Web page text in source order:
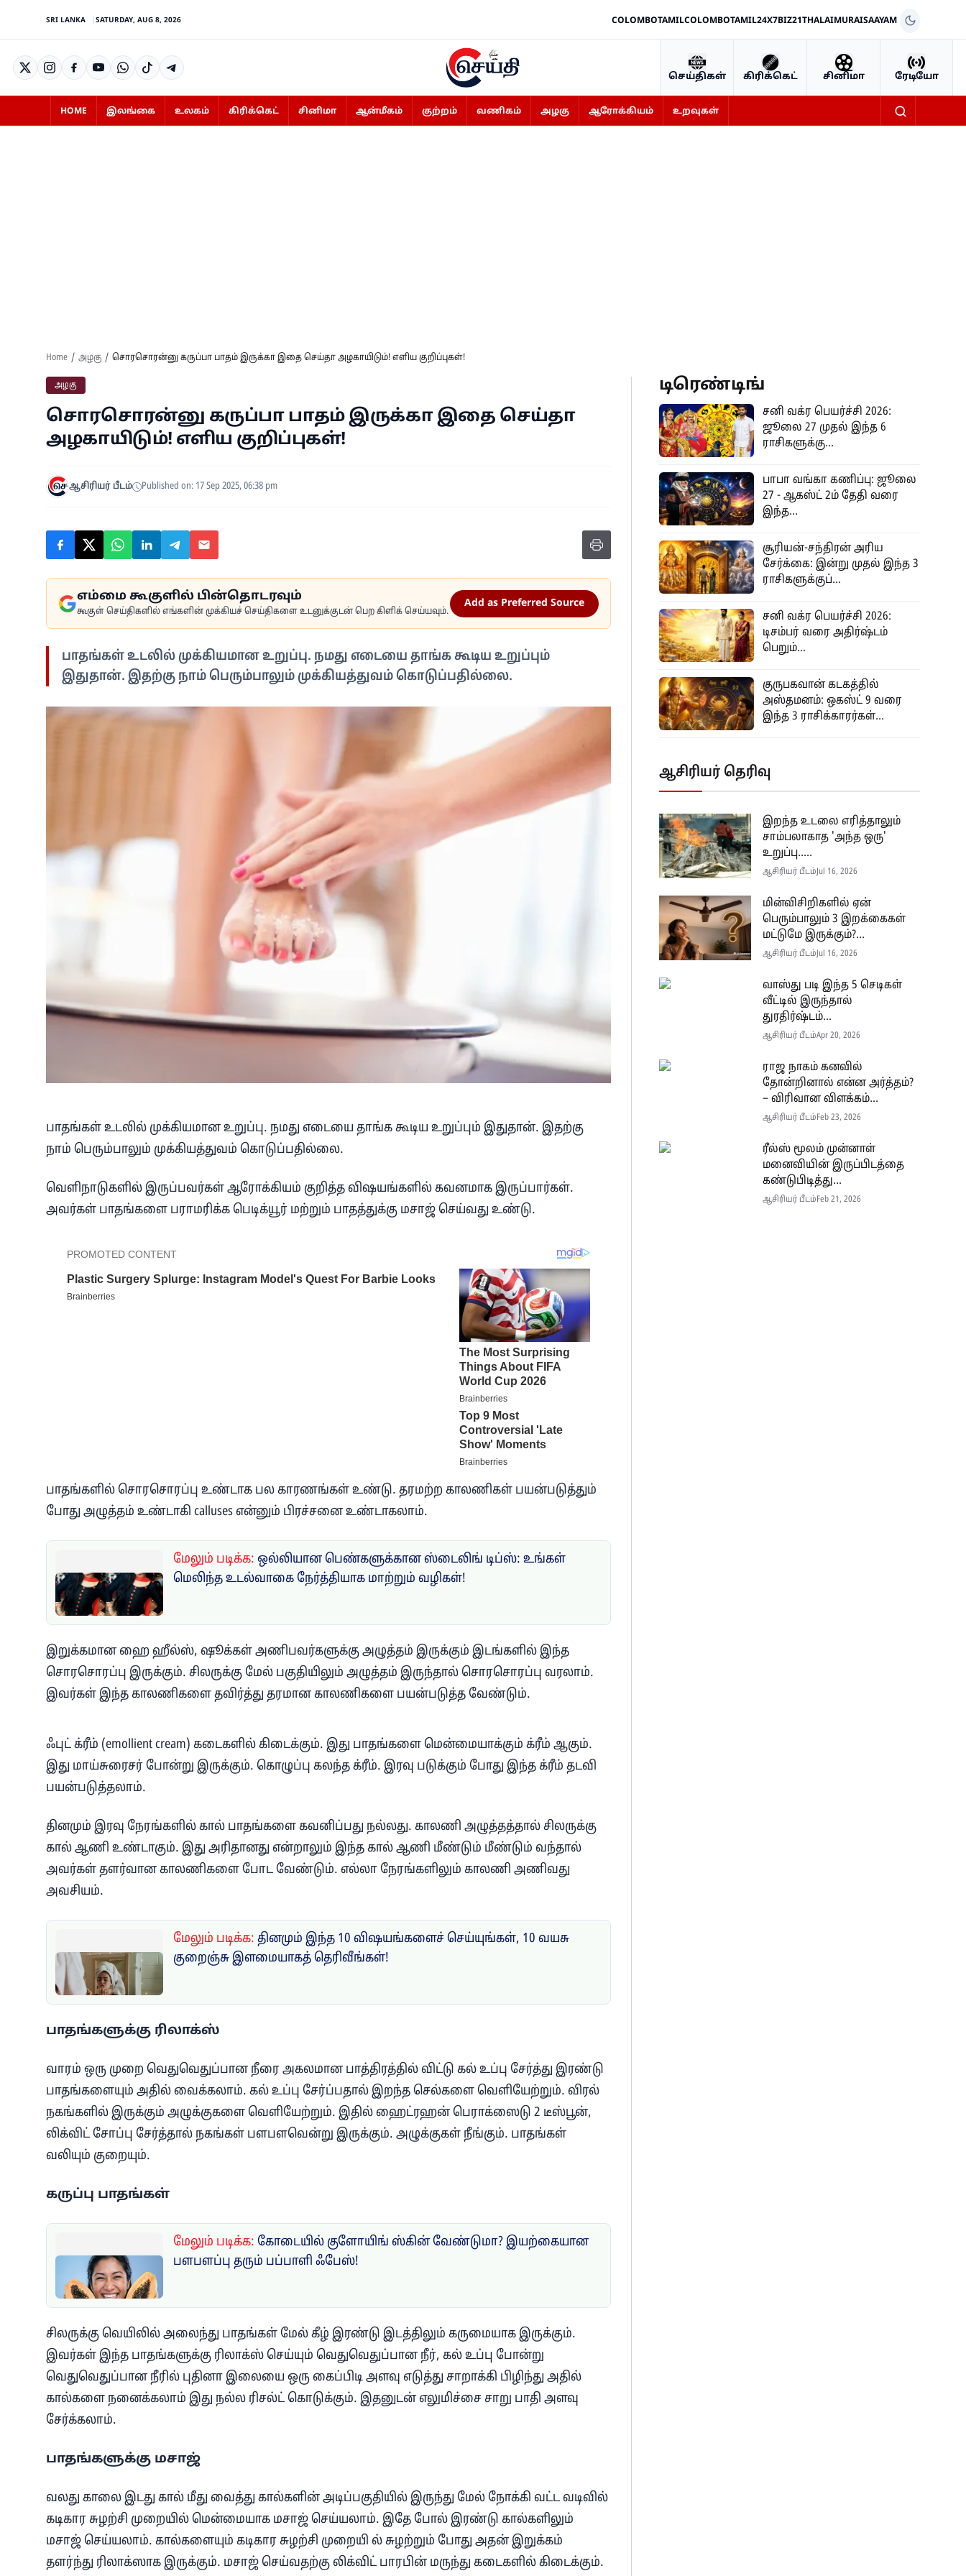
SRI LANKA SATURDAY, AUG 8, 2026 COLOMBOTAMILCOLOMBOTAMIL24X7BIZ21THALAIMURAISAAYAM
செய்திகள் கிரிக்கெட் சினிமா ரேடியோ
HOME இலங்கை உலகம் கிரிக்கெட் சினிமா ஆன்மீகம் குற்றம் வணிகம் அழகு ஆரோக்கியம் உறவுகள்
Home அழகு சொரசொரன்னு கருப்பா பாதம் இருக்கா இதை செய்தா அழகாயிடும்! எளிய குறிப்புகள்!
அழகு
சொரசொரன்னு கருப்பா பாதம் இருக்கா இதை செய்தா
அழகாயிடும்! எளிய குறிப்புகள்!
ஆசிரியர் பீடம் Published on: 17 Sep 2025, 06:38 pm
எம்மை கூகுளில் பின்தொடரவும்
கூகுள் செய்திகளில் எங்களின் முக்கியச் செய்திகளை உடனுக்குடன் பெற கிளிக் செய்யவும்.
Add as Preferred Source
பாதங்கள் உடலில் முக்கியமான உறுப்பு. நமது எடையை தாங்க கூடிய உறுப்பும்
இதுதான். இதற்கு நாம் பெரும்பாலும் முக்கியத்துவம் கொடுப்பதில்லை.
பாதங்கள் உடலில் முக்கியமான உறுப்பு. நமது எடையை தாங்க கூடிய உறுப்பும் இதுதான். இதற்கு
நாம் பெரும்பாலும் முக்கியத்துவம் கொடுப்பதில்லை.
வெளிநாடுகளில் இருப்பவர்கள் ஆரோக்கியம் குறித்த விஷயங்களில் கவனமாக இருப்பார்கள்.
அவர்கள் பாதங்களை பராமரிக்க பெடிக்யூர் மற்றும் பாதத்துக்கு மசாஜ் செய்வது உண்டு.
பாதங்களில் சொரசொரப்பு உண்டாக பல காரணங்கள் உண்டு. தரமற்ற காலணிகள் பயன்படுத்தும்
போது அழுத்தம் உண்டாகி calluses என்னும் பிரச்சனை உண்டாகலாம்.
மேலும் படிக்க: ஒல்லியான பெண்களுக்கான ஸ்டைலிங் டிப்ஸ்: உங்கள்
மெலிந்த உடல்வாகை நேர்த்தியாக மாற்றும் வழிகள்!
இறுக்கமான ஹை ஹீல்ஸ், ஷூக்கள் அணிபவர்களுக்கு அழுத்தம் இருக்கும் இடங்களில் இந்த
சொரசொரப்பு இருக்கும். சிலருக்கு மேல் பகுதியிலும் அழுத்தம் இருந்தால் சொரசொரப்பு வரலாம்.
இவர்கள் இந்த காலணிகளை தவிர்த்து தரமான காலணிகளை பயன்படுத்த வேண்டும்.
ஃபுட் க்ரீம் (emollient cream) கடைகளில் கிடைக்கும். இது பாதங்களை மென்மையாக்கும் க்ரீம் ஆகும்.
இது மாய்சுரைசர் போன்று இருக்கும். கொழுப்பு கலந்த க்ரீம். இரவு படுக்கும் போது இந்த க்ரீம் தடவி
பயன்படுத்தலாம்.
தினமும் இரவு நேரங்களில் கால் பாதங்களை கவனிப்பது நல்லது. காலணி அழுத்தத்தால் சிலருக்கு
கால் ஆணி உண்டாகும். இது அரிதானது என்றாலும் இந்த கால் ஆணி மீண்டும் மீண்டும் வந்தால்
அவர்கள் தளர்வான காலணிகளை போட வேண்டும். எல்லா நேரங்களிலும் காலணி அணிவது
அவசியம்.
மேலும் படிக்க: தினமும் இந்த 10 விஷயங்களைச் செய்யுங்கள், 10 வயசு
குறைஞ்சு இளமையாகத் தெரிவீங்கள்!
பாதங்களுக்கு ரிலாக்ஸ்
வாரம் ஒரு முறை வெதுவெதுப்பான நீரை அகலமான பாத்திரத்தில் விட்டு கல் உப்பு சேர்த்து இரண்டு
பாதங்களையும் அதில் வைக்கலாம். கல் உப்பு சேர்ப்பதால் இறந்த செல்களை வெளியேற்றும். விரல்
நகங்களில் இருக்கும் அழுக்குகளை வெளியேற்றும். இதில் ஹைட்ரஹன் பெராக்ஸைடு 2 டீஸ்பூன்,
லிக்விட் சோப்பு சேர்த்தால் நகங்கள் பளபளவென்று இருக்கும். அழுக்குகள் நீங்கும். பாதங்கள்
வலியும் குறையும்.
கருப்பு பாதங்கள்
மேலும் படிக்க: கோடையில் குளோயிங் ஸ்கின் வேண்டுமா? இயற்கையான
பளபளப்பு தரும் பப்பாளி ஃபேஸ்!
சிலருக்கு வெயிலில் அலைந்து பாதங்கள் மேல் கீழ் இரண்டு இடத்திலும் கருமையாக இருக்கும்.
இவர்கள் இந்த பாதங்களுக்கு ரிலாக்ஸ் செய்யும் வெதுவெதுப்பான நீர், கல் உப்பு போன்று
வெதுவெதுப்பான நீரில் புதினா இலையை ஒரு கைப்பிடி அளவு எடுத்து சாறாக்கி பிழிந்து அதில்
கால்களை நனைக்கலாம் இது நல்ல ரிசல்ட் கொடுக்கும். இதனுடன் எலுமிச்சை சாறு பாதி அளவு
சேர்க்கலாம்.
பாதங்களுக்கு மசாஜ்
வலது காலை இடது கால் மீது வைத்து கால்களின் அடிப்பகுதியில் இருந்து மேல் நோக்கி வட்ட வடிவில்
கடிகார சுழற்சி முறையில் மென்மையாக மசாஜ் செய்யலாம். இதே போல் இரண்டு கால்களிலும்
மசாஜ் செய்யலாம். கால்களையும் கடிகார சுழற்சி முறையி ல் சுழற்றும் போது அதன் இறுக்கம்
தளர்ந்து ரிலாக்ஸாக இருக்கும். மசாஜ் செய்வதற்கு லிக்விட் பாரபின் மருந்து கடைகளில் கிடைக்கும்.
டிரெண்டிங்
சனி வக்ர பெயர்ச்சி 2026:
ஜூலை 27 முதல் இந்த 6
ராசிகளுக்கு...
பாபா வங்கா கணிப்பு: ஜூலை
27 - ஆகஸ்ட் 2ம் தேதி வரை
இந்த...
சூரியன்-சந்திரன் அரிய
சேர்க்கை: இன்று முதல் இந்த 3
ராசிகளுக்குப்...
சனி வக்ர பெயர்ச்சி 2026:
டிசம்பர் வரை அதிர்ஷ்டம்
பெறும்...
குருபகவான் கடகத்தில்
அஸ்தமனம்: ஒகஸ்ட் 9 வரை
இந்த 3 ராசிக்காரர்கள்...
ஆசிரியர் தெரிவு
இறந்த உடலை எரித்தாலும்
சாம்பலாகாத 'அந்த ஒரு'
உறுப்பு.....
ஆசிரியர் பீடம் Jul 16, 2026
மின்விசிறிகளில் ஏன்
பெரும்பாலும் 3 இறக்கைகள்
மட்டுமே இருக்கும்?...
ஆசிரியர் பீடம் Jul 16, 2026
வாஸ்து படி இந்த 5 செடிகள்
வீட்டில் இருந்தால்
துரதிர்ஷ்டம்...
ஆசிரியர் பீடம்Apr 20, 2026
ராஜ நாகம் கனவில்
தோன்றினால் என்ன அர்த்தம்?
– விரிவான விளக்கம்...
ஆசிரியர் பீடம்Feb 23, 2026
ரீல்ஸ் மூலம் முன்னாள்
மனைவியின் இருப்பிடத்தை
கண்டுபிடித்து...
ஆசிரியர் பீடம்Feb 21, 2026